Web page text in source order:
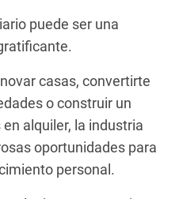
puede ser una
casas, convertirte
o construir un
alquiler, la industria
oportunidades para
personal.